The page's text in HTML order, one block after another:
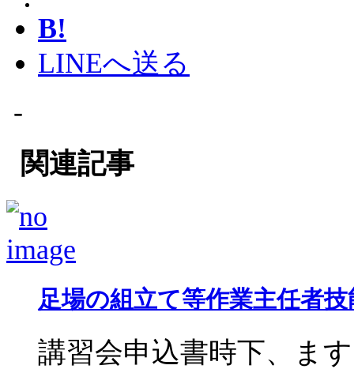
B!
LINEへ送る
-
関連記事
足場の組立て等作業主任者
講習会申込書時下、ま